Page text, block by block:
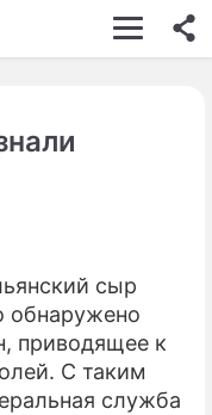
ШОУ-БИЗНЕС
КИНО
ЭКОНОМИКА
ПРОИСШЕСТВИЯ
сыр
обнаружено
приводящее к
С таким
служба